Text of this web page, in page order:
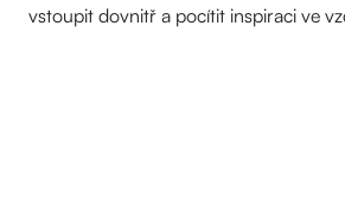
vstoupit dovnitř a pocítit inspiraci ve